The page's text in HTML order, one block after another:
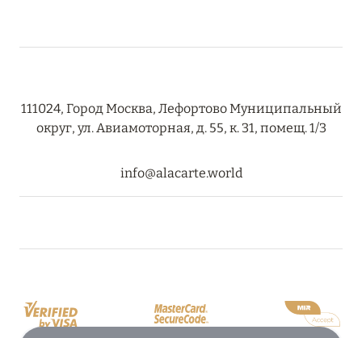
111024, Город Москва, Лефортово Муниципальный
округ, ул. Авиамоторная, д. 55, к. 31, помещ. 1/3
info@alacarte.world